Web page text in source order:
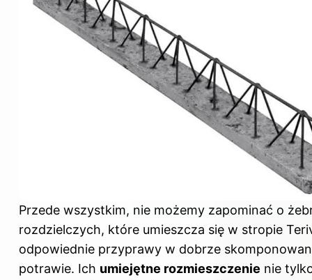
Przede wszystkim, nie możemy zapominać o
rozdzielczych, które umieszcza się w stropie
odpowiednie przyprawy w dobrze
potrawie. Ich umiejętne rozmieszczenie nie